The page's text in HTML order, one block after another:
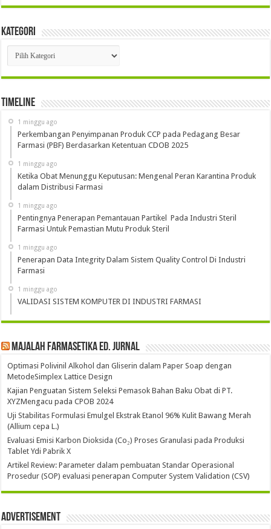
Kategori
Kategori
Timeline
1 minggu ago
Perkembangan Penyimpanan Produk CCP pada Pedagang Besar
Farmasi (PBF) Berdasarkan Ketentuan CDOB 2025
1 minggu ago
Ketika Obat Menunggu Keputusan: Mengenal Peran Karantina Produk
dalam Distribusi Farmasi
1 minggu ago
Pentingnya Penerapan Pemantauan Partikel Pada Industri Steril
Farmasi Untuk Pemastian Mutu Produk Steril
1 minggu ago
Penerapan Data Integrity Dalam Sistem Quality Control Di Industri
Farmasi
1 minggu ago
VALIDASI SISTEM KOMPUTER DI INDUSTRI FARMASI
Majalah Farmasetika Ed. Jurnal
Optimasi Polivinil Alkohol dan Gliserin dalam Paper Soap dengan
MetodeSimplex Lattice Design
Kajian Penguatan Sistem Seleksi Pemasok Bahan Baku Obat di PT.
XYZMengacu pada CPOB 2024
Uji Stabilitas Formulasi Emulgel Ekstrak Etanol 96% Kulit Bawang Merah
(Allium cepa L.)
Evaluasi Emisi Karbon Dioksida (Co₂) Proses Granulasi pada Produksi
Tablet Ydi Pabrik X
Artikel Review: Parameter dalam pembuatan Standar Operasional
Prosedur (SOP) evaluasi penerapan Computer System Validation (CSV)
Advertisement